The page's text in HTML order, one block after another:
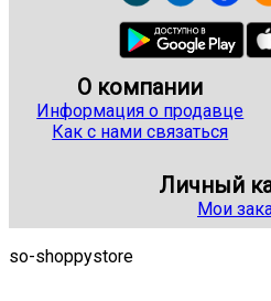
О компании
Информация о продавце
Как с нами связаться
Личный
Мои
so-shoppystore